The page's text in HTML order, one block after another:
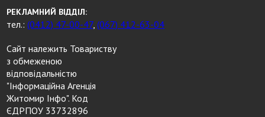
РЕКЛАМНИЙ ВІДДІЛ:
тел.:(0412) 47-00-47,(067) 412-63-04
Сайт належить Товариству
з обмеженою
відповідальністю
"Інформаційна Агенція
Житомир Інфо". Код
ЄДРПОУ 33732896